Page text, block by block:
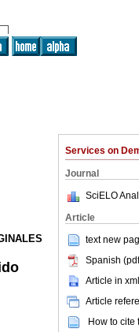
Services on
Journal
SciELO
Article
text new
Spanish
Article in
Article
How to cite